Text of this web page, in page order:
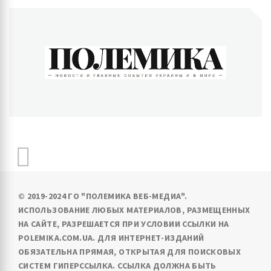
© 2019-2024 ГО "ПОЛЕМИКА ВЕБ-МЕДИА".
ИСПОЛЬЗОВАНИЕ ЛЮБЫХ МАТЕРИАЛОВ, РАЗМЕЩЕННЫХ
НА САЙТЕ, РАЗРЕШАЕТСЯ ПРИ УСЛОВИИ ССЫЛКИ НА
POLEMIKA.COM.UA. ДЛЯ ИНТЕРНЕТ-ИЗДАНИЙ
ОБЯЗАТЕЛЬНА ПРЯМАЯ, ОТКРЫТАЯ ДЛЯ ПОИСКОВЫХ
СИСТЕМ ГИПЕРССЫЛКА. ССЫЛКА ДОЛЖНА БЫТЬ